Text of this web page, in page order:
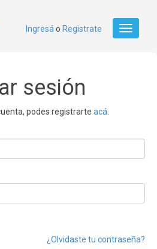
Toggle
Ingresá o Registrate
sesión
podes registrarte acá
¿Olvidaste tu contraseña?